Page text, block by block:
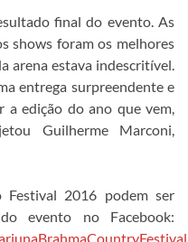
final do evento. As
shows foram os melhores
arena estava indescritível.
entrega surpreendente e
a edição do ano que vem,
Guilherme Marconi,
Festival 2016 podem ser
evento no Facebook: